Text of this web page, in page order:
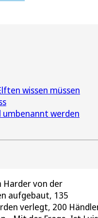
wissen müssen
umbenannt werden
Harder von der
aufgebaut, 135
verlegt, 200